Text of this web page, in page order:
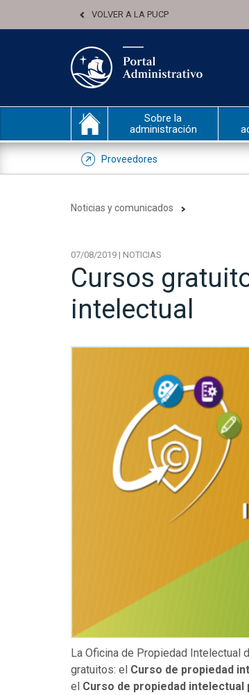
VOLVER A LA PUCP
Sobre la
administración
Proveedores
Noticias y comunicados
07/08/2019 | NOTICIAS
Cursos
intelectual
La Oficina de Propiedad Intelectual
gratuitos: el Curso de propiedad
el Curso de propiedad